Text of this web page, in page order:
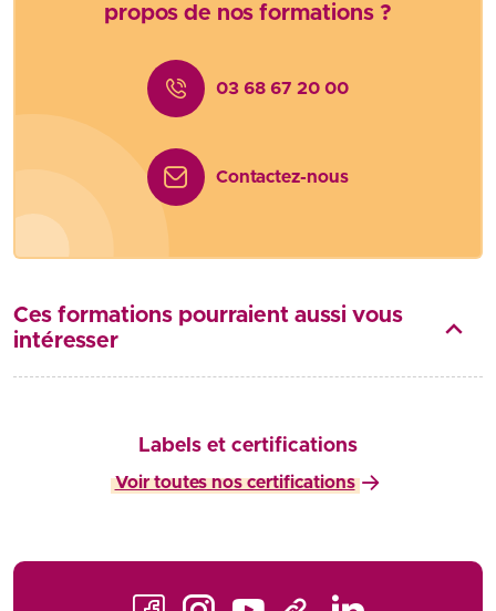
propos de nos formations ?
03 68 67 20 00
Contactez-nous
Ces formations pourraient aussi vous
intéresser
Labels et certifications
Voir toutes nos certifications